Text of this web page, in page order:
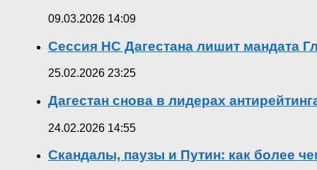
09.03.2026 14:09
Сессия НС Дагестана лишит мандата
25.02.2026 23:25
Дагестан снова в лидерах
24.02.2026 14:55
Скандалы, паузы и Путин: как более